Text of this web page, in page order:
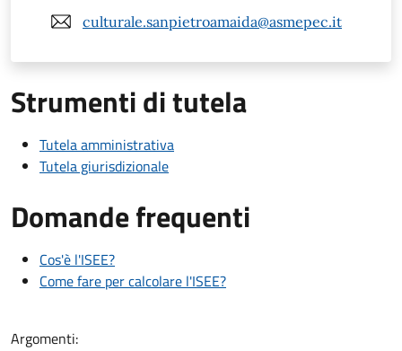
culturale.sanpietroamaida@asmepec.it
Strumenti di tutela
Tutela amministrativa
Tutela giurisdizionale
Domande frequenti
Cos'è l'ISEE?
Come fare per calcolare l'ISEE?
Argomenti: